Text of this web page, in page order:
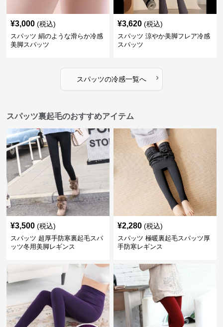
¥3,000 (税込)
スパッツ 絹のような滑らか冷感
美脚スパッツ
¥3,620 (税込)
スパッツ 涼やか美脚フレア冷感
スパッツ
スパッツの冷感一覧へ ›
スパッツ裏起毛のおすすめアイテム
¥3,500 (税込)
スパッツ 超厚手防寒裏起毛スパ
ッツ冬用美脚レギンス
¥2,280 (税込)
スパッツ 極暖裏起毛スパッツ厚
手防寒レギンス